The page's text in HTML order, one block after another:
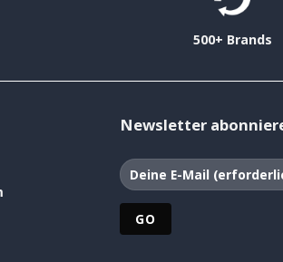
500+ Brands
Newsletter